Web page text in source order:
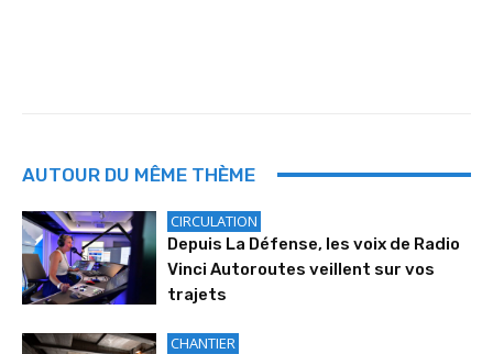
AUTOUR DU MÊME THÈME
CIRCULATION
Depuis La Défense, les voix de Radio
Vinci Autoroutes veillent sur vos
trajets
CHANTIER